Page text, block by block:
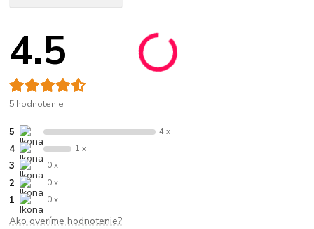
4.5
5 hodnotenie
5 4 x
4 1 x
3 0 x
2 0 x
1 0 x
Ako overíme hodnotenie?